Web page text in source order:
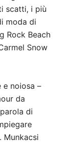
scatti, i più
moda di
Rock Beach
Snow
e noiosa –
da
di
Munkacsi